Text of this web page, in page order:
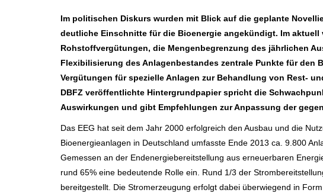
Im politischen Diskurs wurden mit Blick auf die geplante
deutliche Einschnitte für die Bioenergie angekündigt. Im
Rohstoffvergütungen, die Mengenbegrenzung des jährlichen
Flexibilisierung des Anlagenbestandes zentrale Punkte für den
Vergütungen für spezielle Anlagen zur Behandlung von Rest-
DBFZ veröffentlichte Hintergrundpapier spricht die
Auswirkungen und gibt Empfehlungen zur Anpassung der
Das EEG hat seit dem Jahr 2000 erfolgreich den Ausbau und die
Bioenergieanlagen in Deutschland umfasste Ende 2013 ca. 9.800
Gemessen an der Endenergiebereitstellung aus erneuerbaren
rund 65% eine bedeutende Rolle ein. Rund 1/3 der
bereitgestellt. Die Stromerzeugung erfolgt dabei überwiegend in